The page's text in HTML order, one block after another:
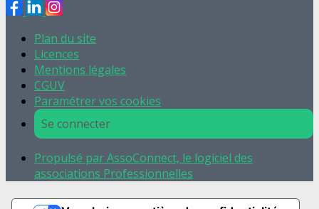
Plan du site
Licences
Mentions légales
CGUV
Paramétrer vos cookies
Se connecter
Propulsé par AssoConnect, le logiciel des
associations Professionnelles